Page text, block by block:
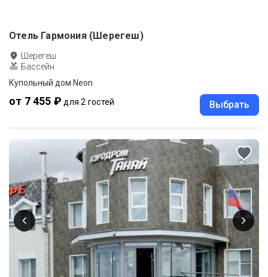
Отель Гармония (Шерегеш)
Шерегеш
Бассейн
Купольный дом Neon
от 7 455 ₽ для 2 гостей Выбрать